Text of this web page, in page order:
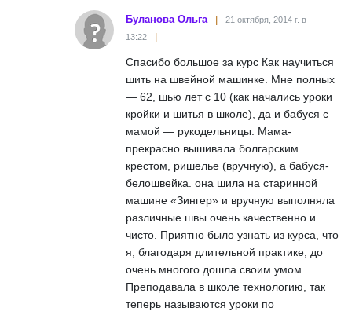
Буланова Ольга
21 октября, 2014 г. в
13:22
Спасибо большое за курс Как научиться
шить на швейной машинке. Мне полных
— 62, шью лет с 10 (как начались уроки
кройки и шитья в школе), да и бабуся с
мамой — рукодельницы. Мама-
прекрасно вышивала болгарским
крестом, ришелье (вручную), а бабуся-
белошвейка. она шила на старинной
машине «Зингер» и вручную выполняла
различные швы очень качественно и
чисто. Приятно было узнать из курса, что
я, благодаря длительной практике, до
очень многого дошла своим умом.
Преподавала в школе технологию, так
теперь называются уроки по